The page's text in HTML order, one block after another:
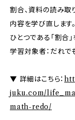
割合、資料の読み取
内容を学び直します
ひとつである「割合
学習対象者：だれで
▼ 詳細はこちら：
juku.com/
math-redo/